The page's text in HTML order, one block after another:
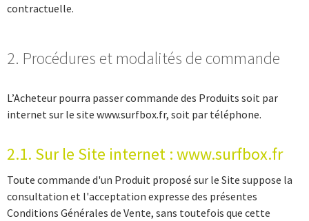
contractuelle.
2. Procédures et modalités de commande
L’Acheteur pourra passer commande des Produits soit par
internet sur le site www.surfbox.fr, soit par téléphone.
2.1. Sur le Site internet : www.surfbox.fr
Toute commande d'un Produit proposé sur le Site suppose la
consultation et l'acceptation expresse des présentes
Conditions Générales de Vente, sans toutefois que cette